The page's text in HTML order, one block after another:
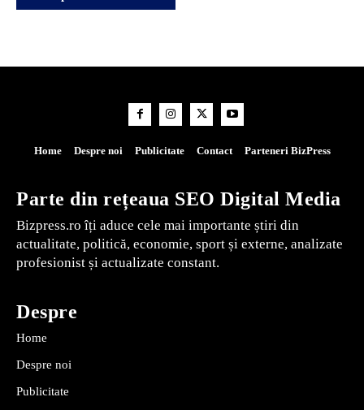
Home Despre noi Publicitate Contact Parteneri BizPress
Parte din rețeaua SEO Digital Media
Bizpress.ro îți aduce cele mai importante știri din
actualitate, politică, economie, sport și externe, analizate
profesionist și actualizate constant.
Despre
Home
Despre noi
Publicitate